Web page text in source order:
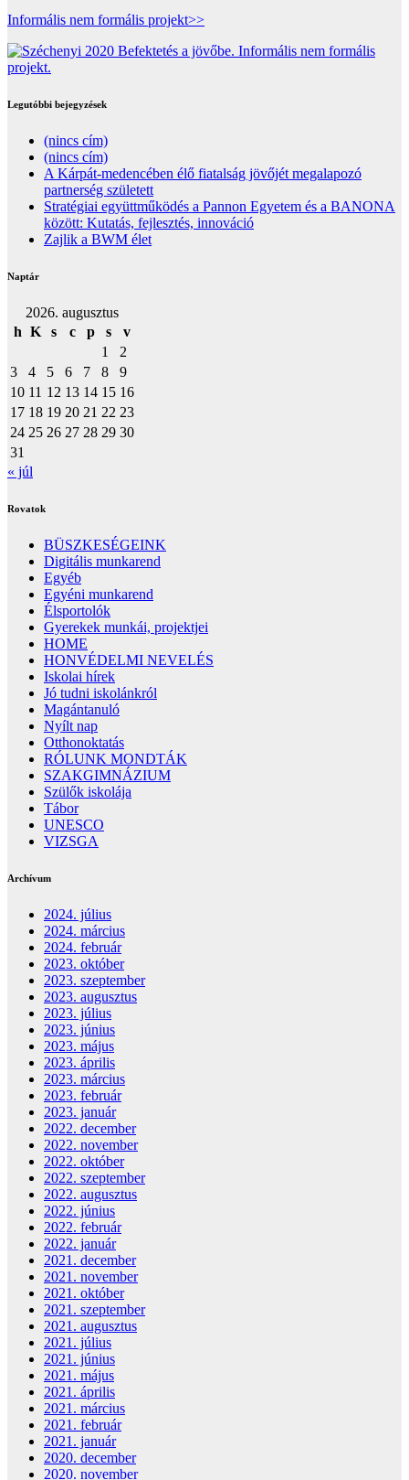
Informális nem formális projekt>>
Legutóbbi bejegyzések
(nincs cím)
(nincs cím)
A Kárpát-medencében élő fiatalság jövőjét megalapozó
partnerség született
Stratégiai együttműködés a Pannon Egyetem és a BANONA
között: Kutatás, fejlesztés, innováció
Zajlik a BWM élet
Naptár
2026. augusztus
h K s c p s
v
1
2
3
4 5 6 7 8
9
10 11 12 13 14 15 16
17 18 19 20 21 22 23
24 25 26 27 28 29 30
31
« júl
Rovatok
BÜSZKESÉGEINK
Digitális munkarend
Egyéb
Egyéni munkarend
Élsportolók
Gyerekek munkái, projektjei
HOME
HONVÉDELMI NEVELÉS
Iskolai hírek
Jó tudni iskolánkról
Magántanuló
Nyílt nap
Otthonoktatás
RÓLUNK MONDTÁK
SZAKGIMNÁZIUM
Szülők iskolája
Tábor
UNESCO
VIZSGA
Archívum
2024. július
2024. március
2024. február
2023. október
2023. szeptember
2023. augusztus
2023. július
2023. június
2023. május
2023. április
2023. március
2023. február
2023. január
2022. december
2022. november
2022. október
2022. szeptember
2022. augusztus
2022. június
2022. február
2022. január
2021. december
2021. november
2021. október
2021. szeptember
2021. augusztus
2021. július
2021. június
2021. május
2021. április
2021. március
2021. február
2021. január
2020. december
2020. november